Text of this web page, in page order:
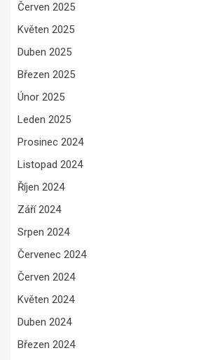
Červen 2025
Květen 2025
Duben 2025
Březen 2025
Únor 2025
Leden 2025
Prosinec 2024
Listopad 2024
Říjen 2024
Září 2024
Srpen 2024
Červenec 2024
Červen 2024
Květen 2024
Duben 2024
Březen 2024